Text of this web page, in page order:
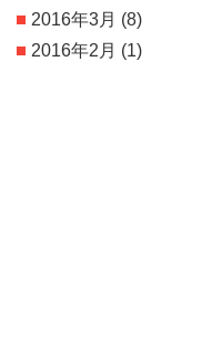
2016年3月 (8)
2016年2月 (1)